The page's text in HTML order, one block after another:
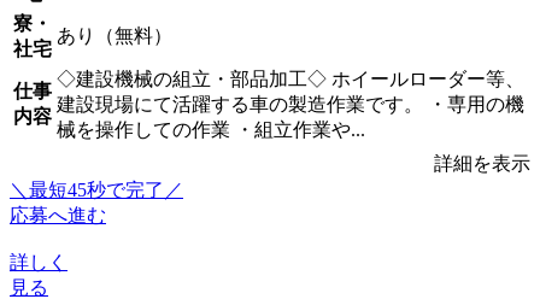
寮・
社宅
あり（無料）
仕事
内容
◇建設機械の組立・部品加工◇ ホイールローダー等、
建設現場にて活躍する車の製造作業です。 ・専用の機
械を操作しての作業 ・組立作業や...
詳細を表示
＼最短45秒で完了／
応募へ進む
詳しく
見る